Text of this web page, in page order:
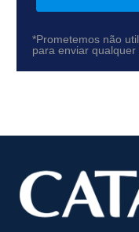
*Prometemos não
para enviar qualquer